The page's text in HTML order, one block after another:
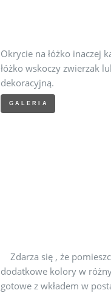
Okrycie na łóżko inaczej
łóżko wskoczy zwierzak
dekoracyjną.
GALERIA
Zdarza się , że
dodatkowe kolory w
gotowe z wkładem w